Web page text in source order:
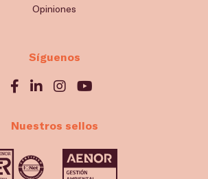
Opiniones
Síguenos
Nuestros sellos